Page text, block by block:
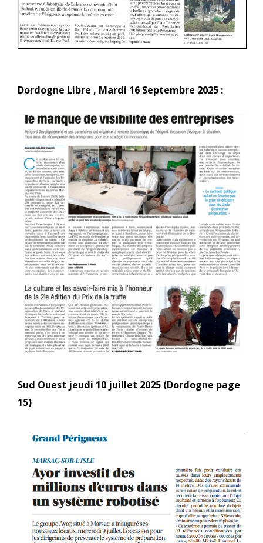
Dordogne Libre , Mardi 16 Septembre 2025 :
Sud Ouest jeudi 10 juillet 2025 (Dordogne page
15)